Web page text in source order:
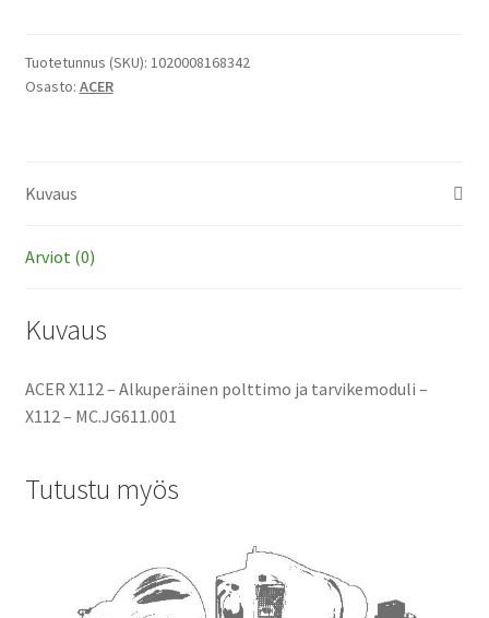
polttimo
ja
Tuotetunnus (SKU): 1020008168342
Osasto: ACER
Kuvaus
Arviot (0)
Kuvaus
ACER X112 – Alkuperäinen polttimo ja tarvikemoduli –
X112 – MC.JG611.001
Tutustu myös